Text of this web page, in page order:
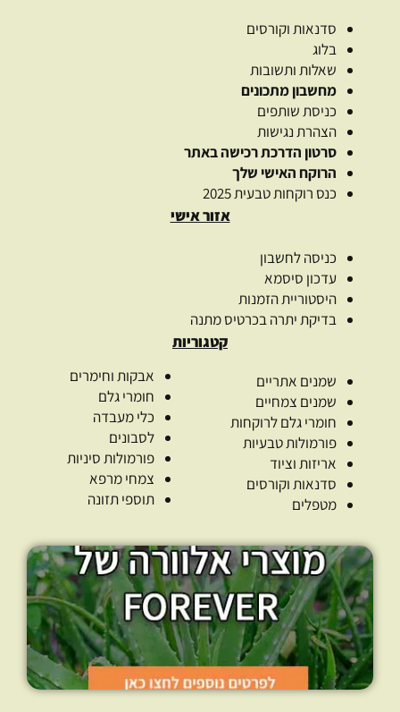
סדנאות וקורסים
בלוג
שאלות ותשובות
מחשבון מתכונים
כניסת שותפים
הצהרת נגישות
סרטון הדרכת רכישה באתר
הרוקח האישי שלך
כנס רוקחות טבעית 2025
אזור אישי
כניסה לחשבון
עדכון סיסמא
היסטוריית הזמנות
בדיקת יתרה בכרטיס מתנה
קטגוריות
שמנים אתריים
שמנים צמחיים
חומרי גלם לרוקחות
פורמולות טבעיות
אריזות וציוד
סדנאות וקורסים
מטפלים
אבקות וחימרים
חומרי גלם
כלי מעבדה
לסבונים
פורמולות סיניות
צמחי מרפא
תוספי תזונה